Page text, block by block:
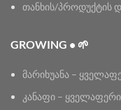
თანხის/პროდუქტის
GROWING • 🌱
მარიხუანა –
კანაფი – ყველაფერი